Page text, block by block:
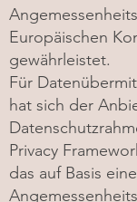
Europäischen
gewährleistet.
Für
hat sich der
Privacy
das auf Basis